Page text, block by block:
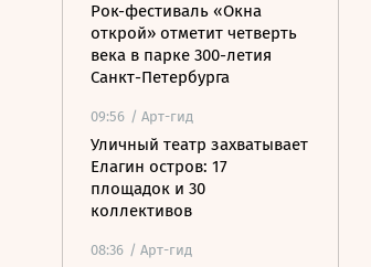
Рок-фестиваль «Окна
открой» отметит четверть
века в парке 300-летия
Санкт-Петербурга
09:56 / Арт-гид
Уличный театр захватывает
Елагин остров: 17
площадок и 30
коллективов
08:36 / Арт-гид